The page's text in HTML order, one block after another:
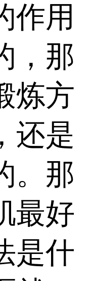
作用
，那
炼方
还是
。那
最好
是什